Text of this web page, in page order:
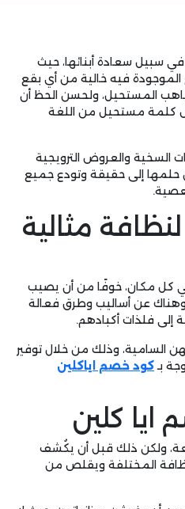
سبيل سعادة أبنائها، حيث
الموجودة فيه خالية من أي بقع
المستحيل، ولحسن الحظ أن
كلمة مستحيل من اللغة
والعروض الترويجية
حلمها إلى حقيقة وتودع جميع
مثالية
في كل مكان، خوفًا من أن يصيب
وهناك عن أساليب وطرق فعالة
إلى فلذات أكبادهم.
السامية، وذلك من خلال توفير
بـكود خصم اياكلين
ايا كلين
ولكن ذلك قبل أن يكُشف
المختلفة ويقلص من